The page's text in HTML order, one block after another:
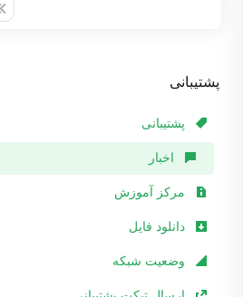
پشتیبانی
پشتیبانی
اخبار
مرکز آموزش
دانلود فایل
وضعیت شبکه